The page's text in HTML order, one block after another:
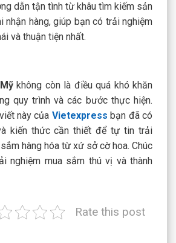
dẫn tận tình từ khâu tìm kiếm sản
nhận hàng, giúp bạn có trải nghiệm
và thuận tiện nhất.
không còn là điều quá khó khăn
quy trình và các bước thực hiện.
này của Vietexpress bạn đã có
kiến thức cần thiết để tự tin trải
hàng hóa từ xứ sở cờ hoa. Chúc
nghiệm mua sắm thú vị và thành
Rate this post